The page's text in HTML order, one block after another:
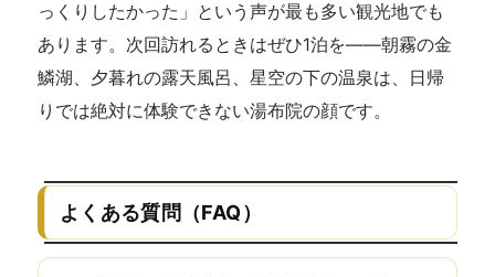
っくりしたかった」という声が最も多い観光地でも
あります。次回訪れるときはぜひ1泊を——朝霧の金
鱗湖、夕暮れの露天風呂、星空の下の温泉は、日帰
りでは絶対に体験できない湯布院の顔です。
よくある質問（FAQ）